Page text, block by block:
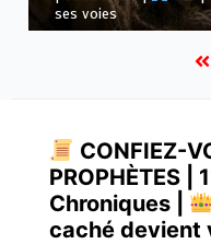
de notre
CONFIEZ-
PROPHÈTES |
Chroniques |
caché devient